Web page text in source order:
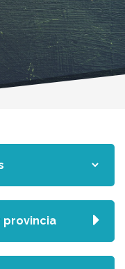
provincia